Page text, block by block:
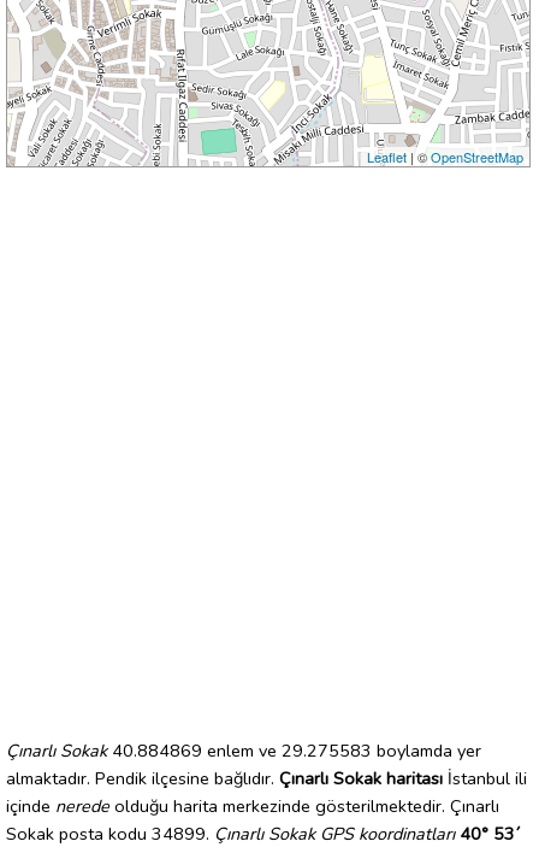
Leaflet| ©OpenStreetMap
Çınarlı Sokak40.884869 enlem ve 29.275583 boylamda yer
almaktadır. Pendik ilçesine bağlıdır. Çınarlı Sokak haritası İstanbul ili
içinde nerede olduğu harita merkezinde gösterilmektedir. Çınarlı
Sokak posta kodu 34899. Çınarlı Sokak GPS koordinatları 40° 53´